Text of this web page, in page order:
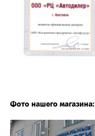
Фото нашего магазина: